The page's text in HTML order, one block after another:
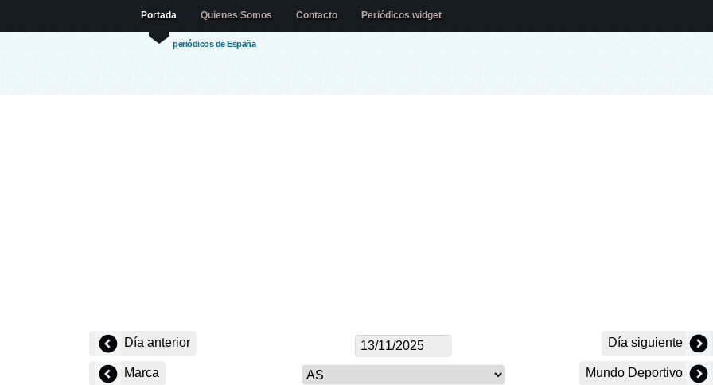
periódicos de España
Portada Quienes Somos Contacto Periódicos widget
Día anterior Día siguiente
Marca Mundo Deportivo